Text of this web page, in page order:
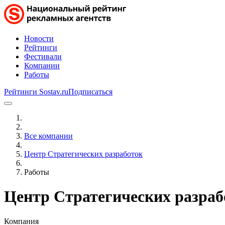
Новости
Рейтинги
Фестивали
Компании
Работы
Рейтинги Sostav.ruПодписаться
Все компании
Центр Стратегических разработок
Работы
Центр Стратегических
Компания